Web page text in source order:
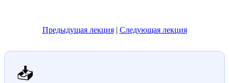
Предыдущая лекция| Следующая лекция
📥